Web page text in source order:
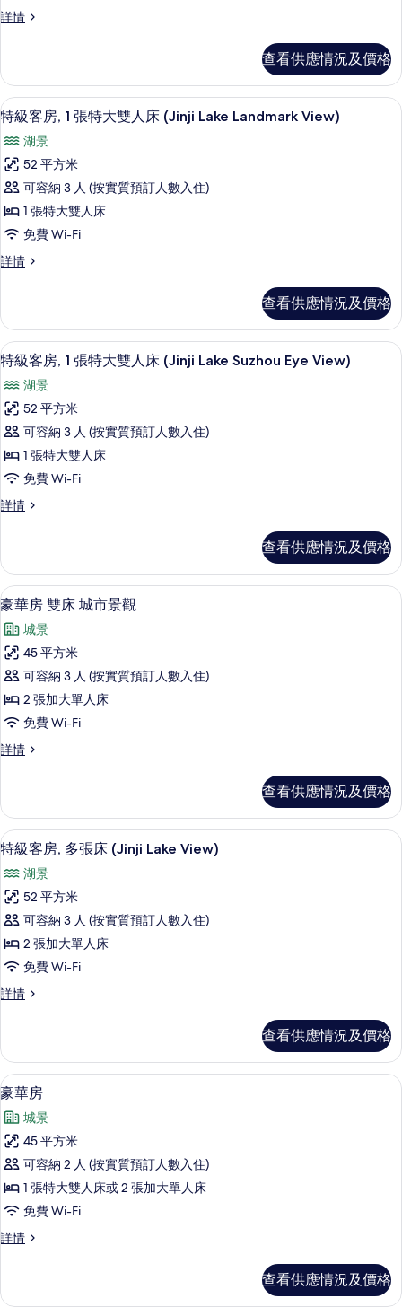
房
床
兒
童
主
題
城
市
景
觀
片
詳情
單
大
床
兒
主
題
市
景
觀
詳
情
查看供應情況及價格
載
入
所
有
特
級
客
房,
張
特
大
雙
人
床
(Jinji
Lake
Landmark
View)
相
片
特級客房, 1 張特大雙人床 (Jinji Lake
5
特級客房, 1 張特大雙人床 (Jinji Lake Landmark View)
湖景
52 平方米
可容納 3 人 (按實質預訂人數入住)
1 張特大雙人床
免費 Wi-Fi
詳情
特
1
張
特
雙
人
(Jinji
Lake
Landmark
View)
詳
查看供應情況及價格
載
入
所
有
特
級
客
房,
張
特
大
雙
人
床
(Jinji
Lake
Suzhou
Eye
相
片
迷你吧、房內夾萬、遮光窗簾/窗簾、
5
特級客房, 1 張特大雙人床 (Jinji Lake Suzhou Eye View)
湖景
52 平方米
可容納 3 人 (按實質預訂人數入住)
1 張特大雙人床
免費 Wi-Fi
詳情
特
1
張
特
雙
人
(Jinji
Lake
Suzhou
Eye
View)
查看供應情況及價格
載
入
所
有
豪
華
房
雙
城
市
景
觀
的
相
片
6
豪華房 雙床 城市景觀
城景
45 平方米
可容納 3 人 (按實質預訂人數入住)
2 張加大單人床
免費 Wi-Fi
詳情
豪
床
城
市
觀
詳
查看供應情況及價格
載
入
所
有
特
級
客
房,
張
床
(Jinji
Lake
View)
的
相
片
5
特級客房, 多張床 (Jinji Lake View)
湖景
52 平方米
可容納 3 人 (按實質預訂人數入住)
2 張加大單人床
免費 Wi-Fi
詳情
特
多
張
床
Lake
View)
情
查看供應情況及價格
載
入
所
有
豪
華
房
的
片
豪華房 | 迷你吧、房內夾萬、遮光窗
6
豪華房
城景
45 平方米
可容納 2 人 (按實質預訂人數入住)
1 張特大雙人床或 2 張加大單人床
免費 Wi-Fi
詳情
豪
情
查看供應情況及價格